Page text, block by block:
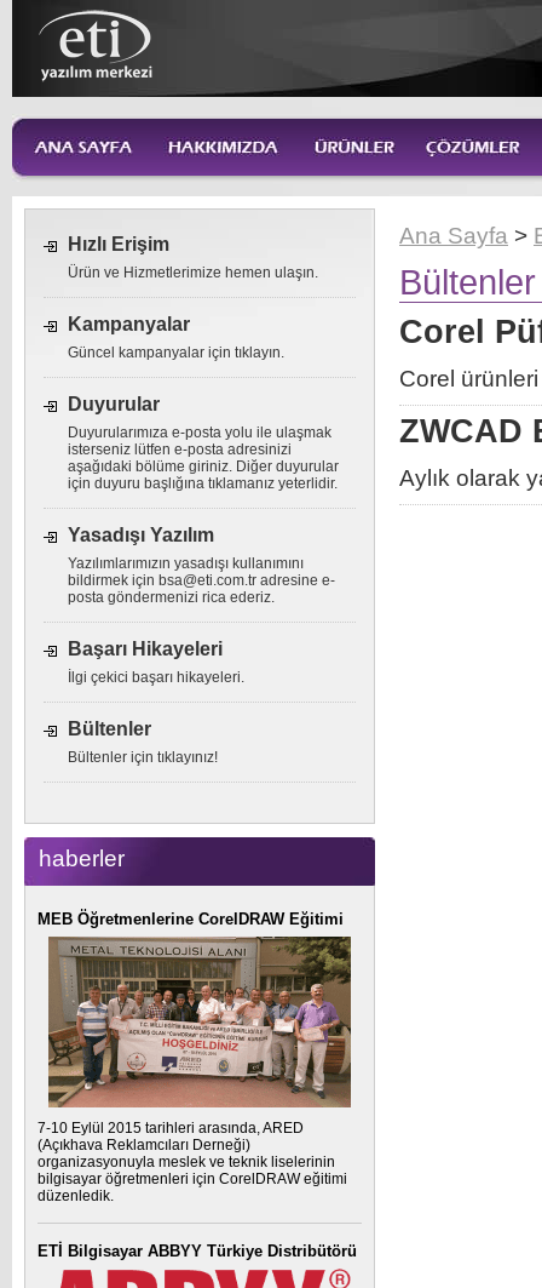
Ana Sayfa >
Bültenler
Corel
Corel
ZWCAD
Aylık olarak
Hızlı Erişim
Ürün ve Hizmetlerimize hemen ulaşın.
Kampanyalar
Güncel kampanyalar için tıklayın.
Duyurular
Duyurularımıza e-posta yolu ile ulaşmak
isterseniz lütfen e-posta adresinizi
aşağıdaki bölüme giriniz. Diğer duyurular
için duyuru başlığına tıklamanız yeterlidir.
Yasadışı Yazılım
Yazılımlarımızın yasadışı kullanımını
bildirmek için bsa@eti.com.tr adresine e-
posta göndermenizi rica ederiz.
Başarı Hikayeleri
İlgi çekici başarı hikayeleri.
Bültenler
Bültenler için tıklayınız!
haberler
MEB Öğretmenlerine CorelDRAW Eğitimi
7-10 Eylül 2015 tarihleri arasında, ARED
(Açıkhava Reklamcıları Derneği)
organizasyonuyla meslek ve teknik liselerinin
bilgisayar öğretmenleri için CorelDRAW eğitimi
düzenledik.
ETİ Bilgisayar ABBYY Türkiye Distribütörü